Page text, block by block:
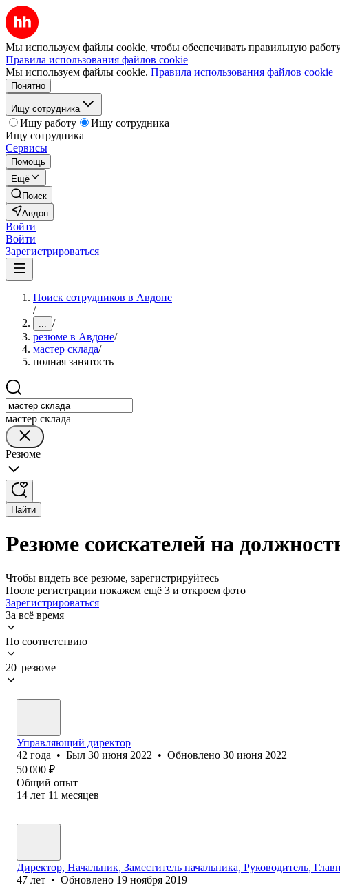
Мы используем файлы cookie, чтобы обеспечивать правильную
Правила использования файлов cookie
Мы используем файлы cookie. Правила использования файлов cookie
Понятно
Ищу сотрудника
Ищу работу
Ищу сотрудника
Ищу сотрудника
Сервисы
Помощь
Ещё
Поиск
Авдон
Войти
Войти
Зарегистрироваться
Поиск сотрудников в Авдоне
/
... /
резюме в Авдоне/
мастер склада/
полная занятость
мастер склада
Резюме
Найти
Резюме соискателей на
Чтобы видеть все резюме, зарегистрируйтесь
После регистрации покажем ещё 3 и откроем фото
Зарегистрироваться
За всё время
По соответствию
20 резюме
Управляющий директор
42 года • Был 30 июня 2022 • Обновлено 30 июня 2022
50 000 ₽
Общий опыт
14 лет 11 месяцев
Директор, Начальник, Заместитель начальника, Руководитель,
47 лет • Обновлено 19 ноября 2019